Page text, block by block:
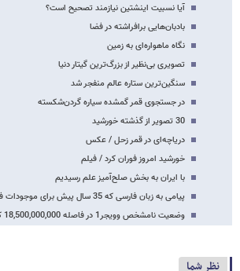
آیا نسبیت اینشتین نیازمند تصحیح است؟
بادبان‌هایی برافراشته در فضا
نگاه ماهواره‌ای به زمین
تصویری بی‌نظیر از بزرگ‌ترین گیتار دنیا
سنگین‌ترین ستاره عالم منفجر شد
در جستجوی قمر گمشده سیاره گردن‌شکسته
30 تصویر از گذشته خورشید
دریاچه‌ای در قمر زحل / عکس
خورشید امروز فوران کرد / فیلم
با ایران به بخش صلح‌آمیز علم رسیدیم
پیامی به زبان فارسی که 35 سال پیش برای موجودات فضایی ارسال شد
وضعیت نامشخص وویجر1 در فاصله 18,500,000,000 کیلومتری زمین
نظر شما